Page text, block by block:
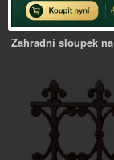
Zahradní sloupek